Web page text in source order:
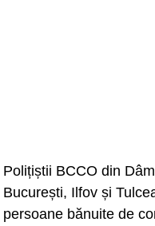
Polițiștii BCCO din
București, Ilfov și
persoane bănuite de